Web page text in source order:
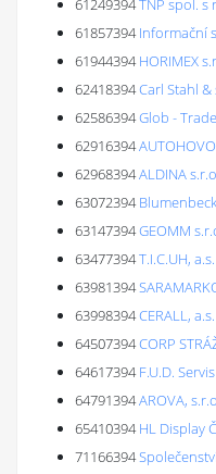
61249394TNP spol. s
61857394 Informační
61944394 HORIMEX
62418394Carl Stahl &
62586394Glob -
62916394
62968394ALDINA
63072394
63147394GEOMM
63477394T.I.C.UH, a.s.
63981394
63998394CERALL, a.s.
64507394CORP
64617394 F.U.D.
64791394AROVA,
65410394 HL Display
71166394